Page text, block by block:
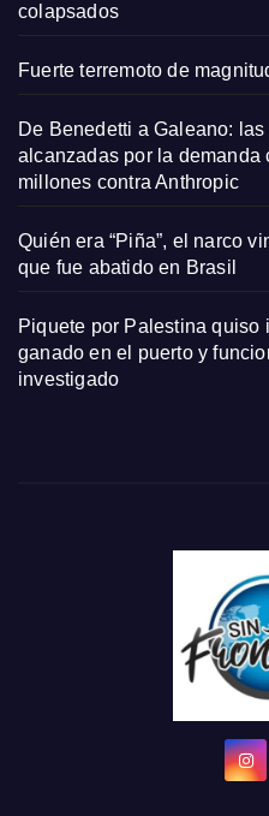
colapsados
Fuerte terremoto de
De Benedetti a Galeano:
alcanzadas por la demanda
millones contra Anthropic
Quién era “Piña”, el narco
que fue abatido en Brasil
Piquete por Palestina quiso
ganado en el puerto y
investigado